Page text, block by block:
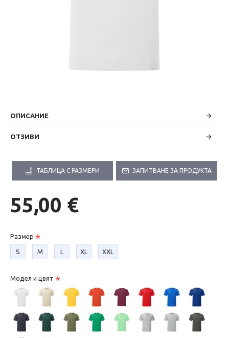
ОПИСАНИЕ
ОТЗИВИ
ТАБЛИЦА С РАЗМЕРИ ЗАПИТВАНЕ ЗА ПРОДУКТА
55,00 €
Размер
S М L XL XXL
Модел и цвят